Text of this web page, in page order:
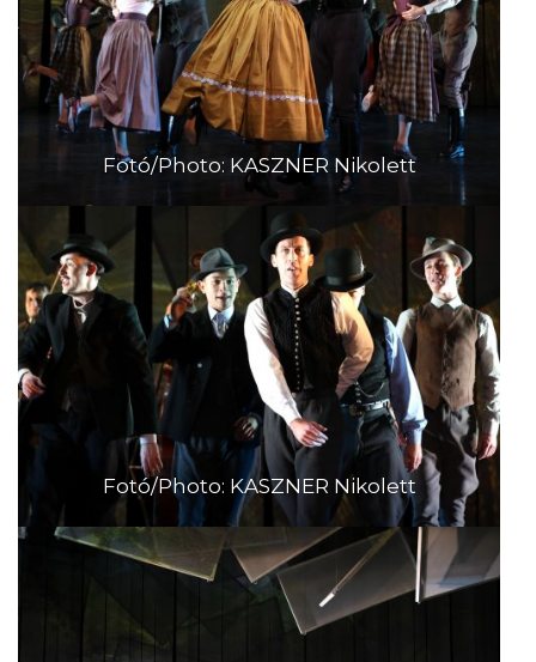
Fotó/Photo: KASZNER Nikolett
Fotó/Photo: KASZNER Nikolett